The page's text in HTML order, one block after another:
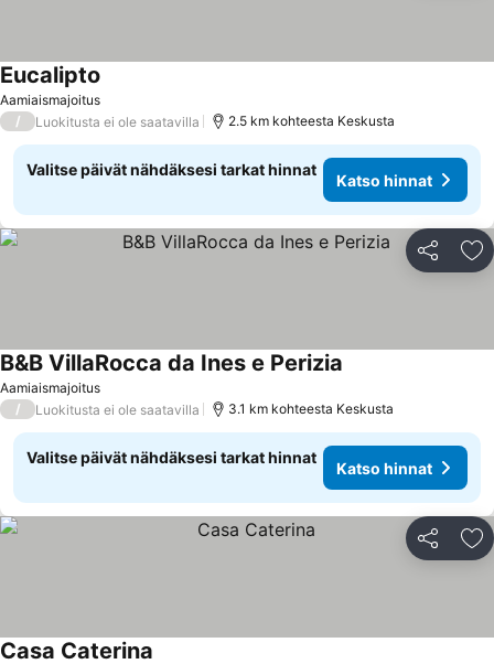
Aamiaismajoitus
Eucalipto
/ Luokitusta ei ole saatavilla 2.5 km kohteesta Keskusta
Valitse päivät nähdäksesi tarkat hinnat
Katso hinnat
Jaa
Aamiaismajoitus
B&B VillaRocca da Ines e Perizia
/ Luokitusta ei ole saatavilla 3.1 km kohteesta Keskusta
Valitse päivät nähdäksesi tarkat hinnat
Katso hinnat
Jaa
Casa Caterina